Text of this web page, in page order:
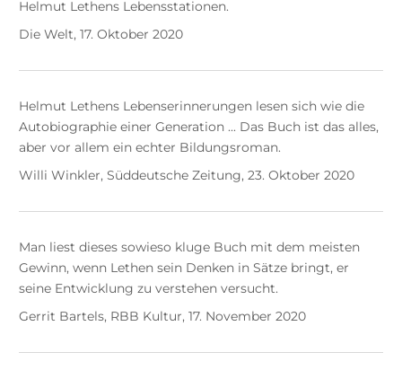
Helmut Lethens Lebensstationen.
Die Welt, 17. Oktober 2020
Helmut Lethens Lebenserinnerungen lesen sich wie die
Autobiographie einer Generation ... Das Buch ist das alles,
aber vor allem ein echter Bildungsroman.
Willi Winkler, Süddeutsche Zeitung, 23. Oktober 2020
Man liest dieses sowieso kluge Buch mit dem meisten
Gewinn, wenn Lethen sein Denken in Sätze bringt, er
seine Entwicklung zu verstehen versucht.
Gerrit Bartels, RBB Kultur, 17. November 2020